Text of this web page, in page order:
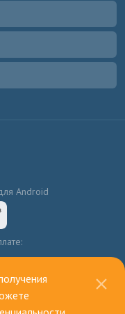
Android